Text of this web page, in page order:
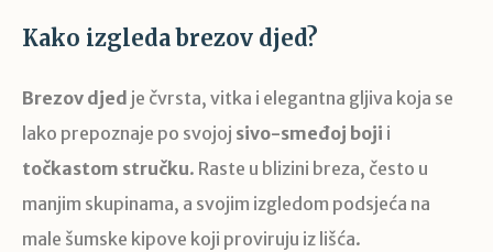
Kako izgleda brezov djed?
Brezov djed je čvrsta, vitka i elegantna gljiva koja se
lako prepoznaje po svojoj sivo-smeđoj boji i
točkastom stručku. Raste u blizini breza, često u
manjim skupinama, a svojim izgledom podsjeća na
male šumske kipove koji proviruju iz lišća.